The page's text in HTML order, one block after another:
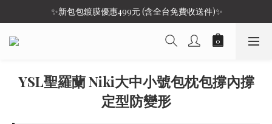
✨新包包鍍膜優惠499元 (含全台免費收送件)✨
YSL聖羅蘭 Niki大中小號包枕包撐內撐
定型防變形